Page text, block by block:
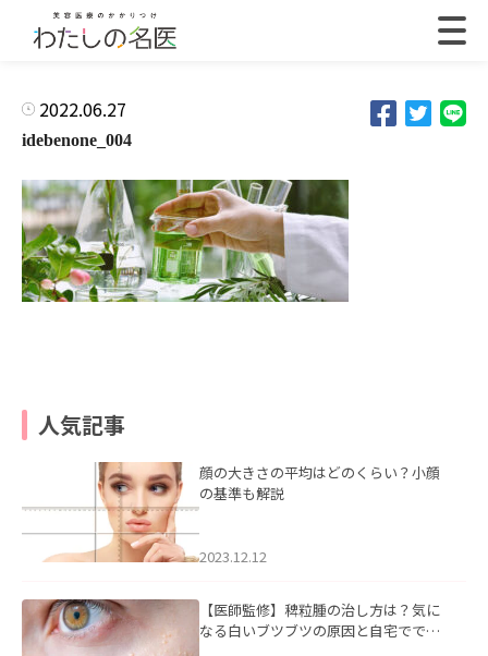
2022.06.27
idebenone_004
人気記事
顔の大きさの平均はどのくらい？小顔
の基準も解説
2023.12.12
【医師監修】稗粒腫の治し方は？気に
なる白いブツブツの原因と自宅ででき